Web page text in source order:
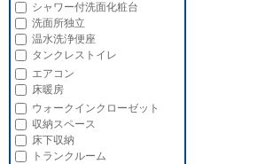
シャワー付洗面化粧台
洗面所独立
温水洗浄便座
タンクレストイレ
エアコン
床暖房
ウォークインクローゼット
収納スペース
床下収納
トランクルーム